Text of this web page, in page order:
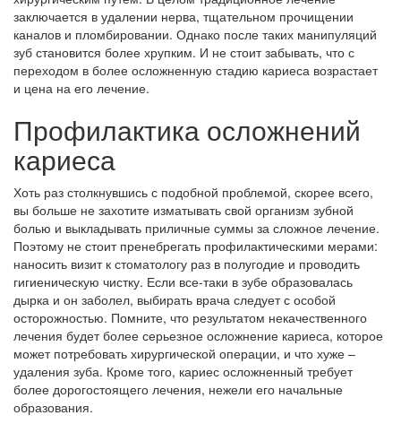
заключается в удалении нерва, тщательном прочищении
каналов и пломбировании. Однако после таких манипуляций
зуб становится более хрупким. И не стоит забывать, что с
переходом в более осложненную стадию кариеса возрастает
и цена на его лечение.
Профилактика осложнений
кариеса
Хоть раз столкнувшись с подобной проблемой, скорее всего,
вы больше не захотите изматывать свой организм зубной
болью и выкладывать приличные суммы за сложное лечение.
Поэтому не стоит пренебрегать профилактическими мерами:
наносить визит к стоматологу раз в полугодие и проводить
гигиеническую чистку. Если все-таки в зубе образовалась
дырка и он заболел, выбирать врача следует с особой
осторожностью. Помните, что результатом некачественного
лечения будет более серьезное осложнение кариеса, которое
может потребовать хирургической операции, и что хуже –
удаления зуба. Кроме того, кариес осложненный требует
более дорогостоящего лечения, нежели его начальные
образования.